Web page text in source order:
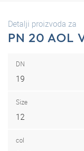
Detalji proizvoda za
PN 20 AOL
DN
19
Size
12
col